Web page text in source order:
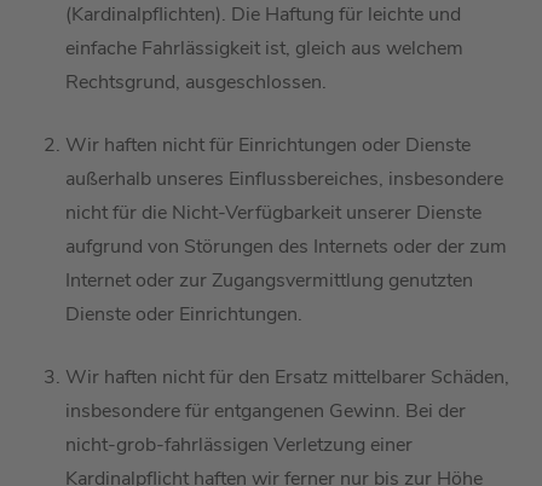
(Kardinalpflichten). Die Haftung für leichte und
einfache Fahrlässigkeit ist, gleich aus welchem
Rechtsgrund, ausgeschlossen.
Wir haften nicht für Einrichtungen oder Dienste
außerhalb unseres Einflussbereiches, insbesondere
nicht für die Nicht-Verfügbarkeit unserer Dienste
aufgrund von Störungen des Internets oder der zum
Internet oder zur Zugangsvermittlung genutzten
Dienste oder Einrichtungen.
Wir haften nichtfür den Ersatz mittelbarer Schäden,
insbesondere für entgangenen Gewinn. Bei der
nicht-grob-fahrlässigen Verletzung einer
Kardinalpflicht haften wir ferner nur bis zur Höhe